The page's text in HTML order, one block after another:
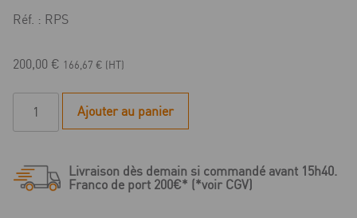
Réf. : RPS
200,00 € 166,67 € (HT)
-
Ajouter au panier
Livraison dès demain si commandé avant 15h40.
Franco de port 200€* (*voir CGV)